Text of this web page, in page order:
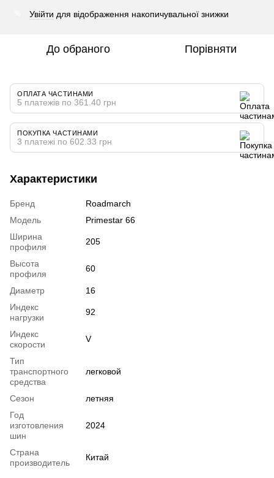
Увійти для відображення накопичувальної знижки
До обраного Порівняти
ОПЛАТА ЧАСТИНАМИ
5 платежів по 361.40 грн
ПОКУПКА ЧАСТИНАМИ
3 платежі по 602.33 грн
Характеристики
Бренд
Roadmarch
Модель
Primestar 66
Ширина
профиля
205
Высота
профиля
60
Диаметр
16
Индекс
нагрузки
92
Индекс
скорости
V
Тип
транспортного
средства
легковой
Сезон
летняя
Год
изготовления
шин
2024
Страна
производитель
Китай